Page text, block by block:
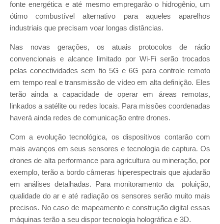
fonte energética e até mesmo empregarão o hidrogênio, um
ótimo combustível alternativo para aqueles aparelhos
industriais que precisam voar longas distâncias.
Nas novas gerações, os atuais protocolos de rádio
convencionais e alcance limitado por Wi-Fi serão trocados
pelas conectividades sem fio 5G e 6G para controle remoto
em tempo real e transmissão de vídeo em alta definição. Eles
terão ainda a capacidade de operar em áreas remotas,
linkados a satélite ou redes locais. Para missões coordenadas
haverá ainda redes de comunicação entre drones.
Com a evolução tecnológica, os dispositivos contarão com
mais avanços em seus sensores e tecnologia de captura. Os
drones de alta performance para agricultura ou mineração, por
exemplo, terão a bordo câmeras hiperespectrais que ajudarão
em análises detalhadas. Para monitoramento da poluição,
qualidade do ar e até radiação os sensores serão muito mais
precisos. No caso de mapeamento e construção digital essas
máquinas terão a seu dispor tecnologia holográfica e 3D.